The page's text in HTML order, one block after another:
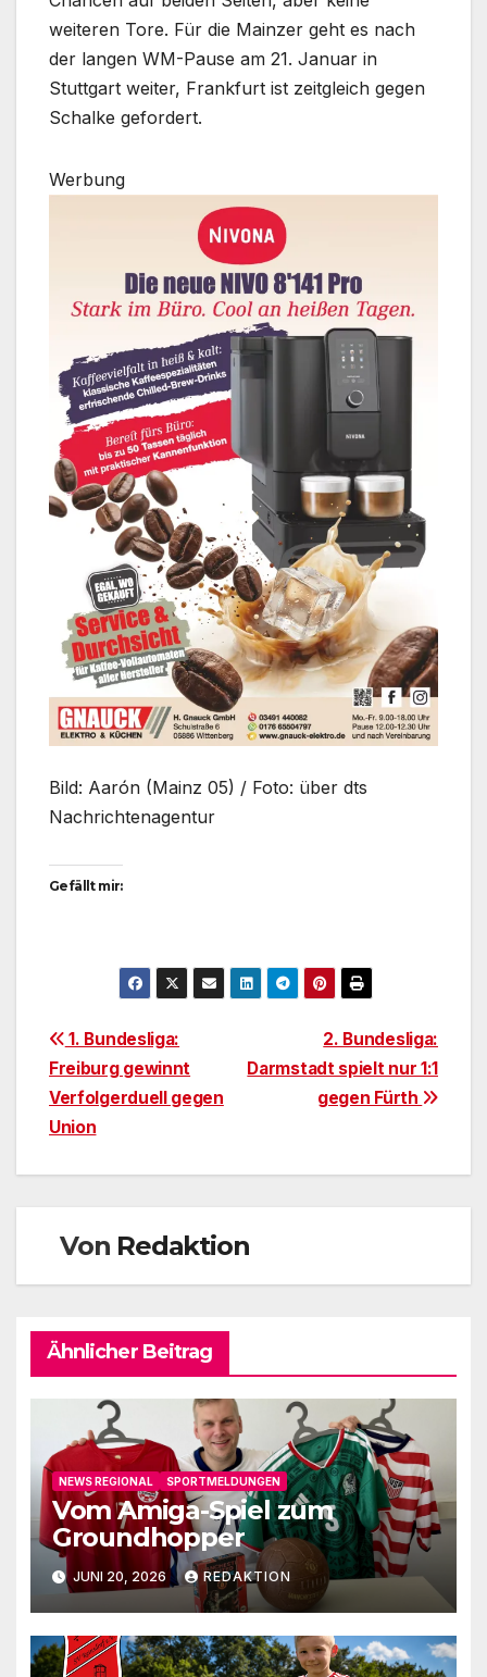
weiteren Tore. Für die Mainzer geht es nach
der langen WM-Pause am 21. Januar in
Stuttgart weiter, Frankfurt ist zeitgleich gegen
Schalke gefordert.
Werbung
Bild: Aarón (Mainz 05) / Foto: über dts
Nachrichtenagentur
Gefällt mir:
Beitragsnavigation2. Bundesliga:
Darmstadt spielt nur 1:1
gegen Fürth
1. Bundesliga:
Freiburg gewinnt
Verfolgerduell gegen
Union
Von Redaktion
Ähnlicher Beitrag
NEWS REGIONAL SPORTMELDUNGEN
Vom Amiga-Spiel zum
Groundhopper
JUNI 20, 2026 REDAKTION